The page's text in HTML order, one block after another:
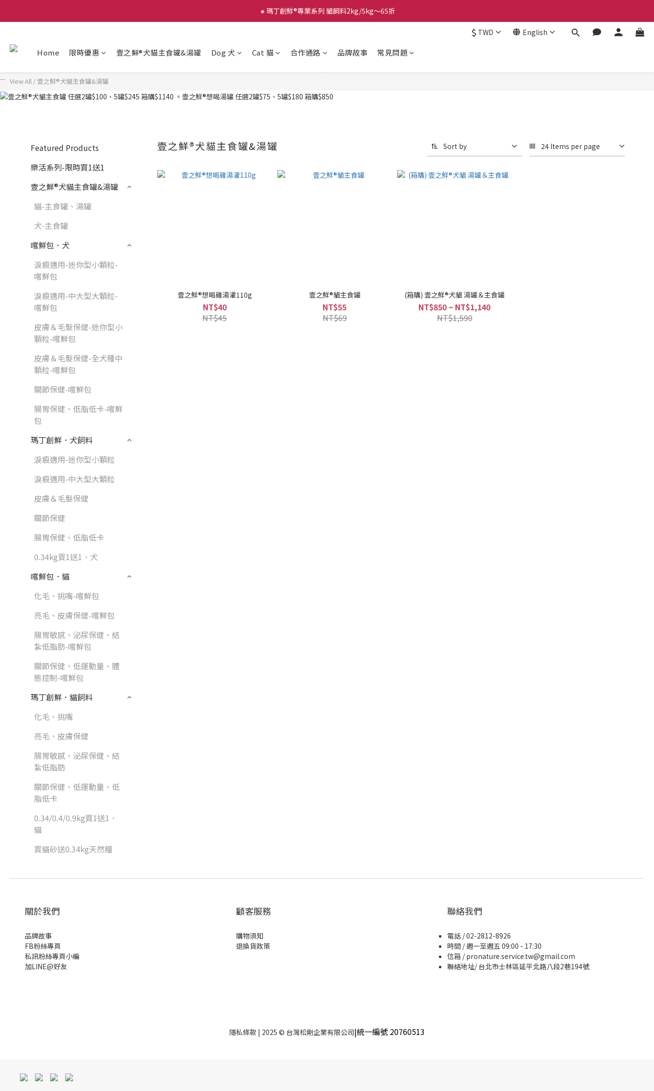
🔸瑪丁創鮮®專業系列 貓飼料2kg/5kg～65折
$ TWD English
Home 限時優惠 壹之鮮®犬貓主食罐&湯罐 Dog 犬 Cat 貓 合作通路 品牌故事 常見問題
View All / 壹之鮮®犬貓主食罐&湯罐
Featured Products
樂活系列-限時買1送1
壹之鮮®犬貓主食罐&湯罐
貓-主食罐、湯罐
犬-主食罐
嚐鮮包．犬
淚痕適用-迷你型小顆粒-
嚐鮮包
淚痕適用-中大型大顆粒-
嚐鮮包
皮膚＆毛髮保健-迷你型小
顆粒-嚐鮮包
皮膚＆毛髮保健-全犬種中
顆粒-嚐鮮包
關節保健-嚐鮮包
腸胃保健、低脂低卡-嚐鮮
包
瑪丁創鮮．犬飼料
淚痕適用-迷你型小顆粒
淚痕適用-中大型大顆粒
皮膚＆毛髮保健
關節保健
腸胃保健、低脂低卡
0.34kg買1送1．犬
嚐鮮包．貓
化毛、挑嘴-嚐鮮包
亮毛、皮膚保健-嚐鮮包
腸胃敏感、泌尿保健、結
紮低脂肪-嚐鮮包
關節保健、低運動量、體
態控制-嚐鮮包
瑪丁創鮮．貓飼料
化毛、挑嘴
亮毛、皮膚保健
腸胃敏感、泌尿保健、結
紮低脂肪
關節保健、低運動量、低
脂低卡
0.34/0.4/0.9kg買1送1．
貓
買貓砂送0.34kg天然糧
壹之鮮®犬貓主食罐&湯罐 Sort by 24 Items per page
壹之鮮®想喝雞湯灌110g
NT$40
NT$45
壹之鮮®貓主食罐
NT$55
NT$69
(箱購) 壹之鮮®犬貓 湯罐＆主食罐
NT$850 ~ NT$1,140
NT$1,590
關於我們
品牌故事
FB粉絲專頁
私訊粉絲專頁小編
加LINE@好友
顧客服務
購物須知
退換貨政策
聯絡我們
電話 / 02-2812-8926
時間 / 週一至週五 09:00 - 17:30
信箱 / pronature.service.tw@gmail.com
聯絡地址/ 台北市士林區延平北路八段2巷194號
隱私條款 | 2025 © 台灣松剛企業有限公司|統一編號 20760513